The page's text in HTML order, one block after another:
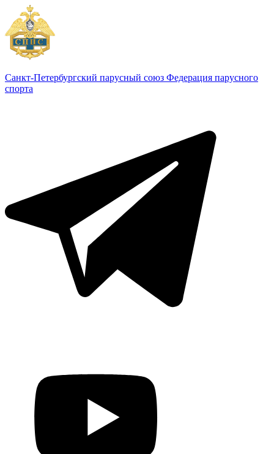
Санкт-Петербургский парусный союз Федерация парусного
спорта